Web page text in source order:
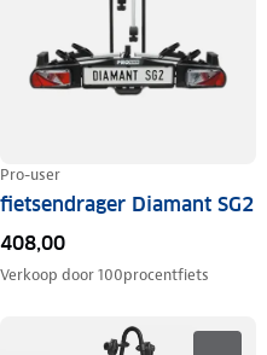
Pro-user
fietsendrager Diamant SG2
408,00
Verkoop door100procentfiets